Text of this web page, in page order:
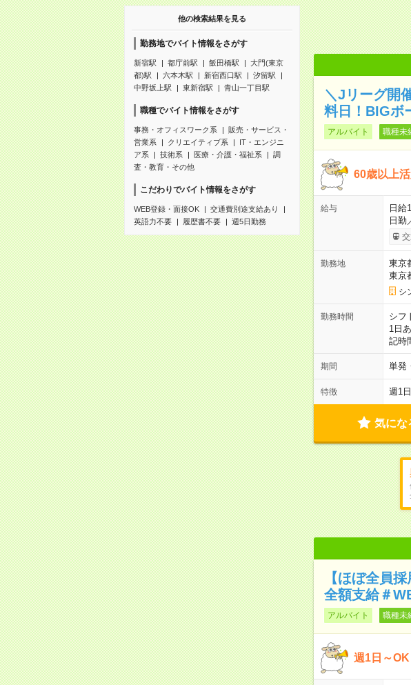
他の検索結果を見る
勤務地でバイト情報をさがす
新宿駅 都庁前駅 飯田橋駅
大門(東京
都)駅
六本木駅 新宿西口駅
汐留駅
中野坂上駅
東新宿駅 青山一丁目駅
職種でバイト情報をさがす
事務・オフィスワーク系
販売・サービス・
営業系
クリエイティブ系
IT・エンジニ
ア系
技術系 医療・介護・福祉系
調
査・教育・その他
こだわりでバイト情報をさがす
WEB登録・面接OK
交通費別途支給あり
英語力不要
履歴書不要 週5日勤務
＼Jリーグ開
料日！BIGボ
アルバイト 職種未
60歳以上
給与
日給
日勤
勤務地
東京
東京
シ
勤務時間
シフ
1日
記時
期間 単発
特徴 週1
気にな
【ほぼ全員
全額支給＃
アルバイト 職種未
週1日～